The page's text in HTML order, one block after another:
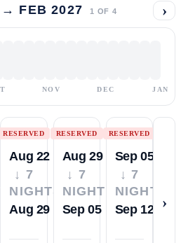
→ FEB 2027 1 OF 4 ›
NOV DEC JAN
RESERVED
Aug 22
↓ 7
NIGHTS
Aug 29
RESERVED
Aug 29
↓ 7
NIGHTS
Sep 05
RESERVED
Sep 05
↓ 7
NIGHTS
Sep 12
›